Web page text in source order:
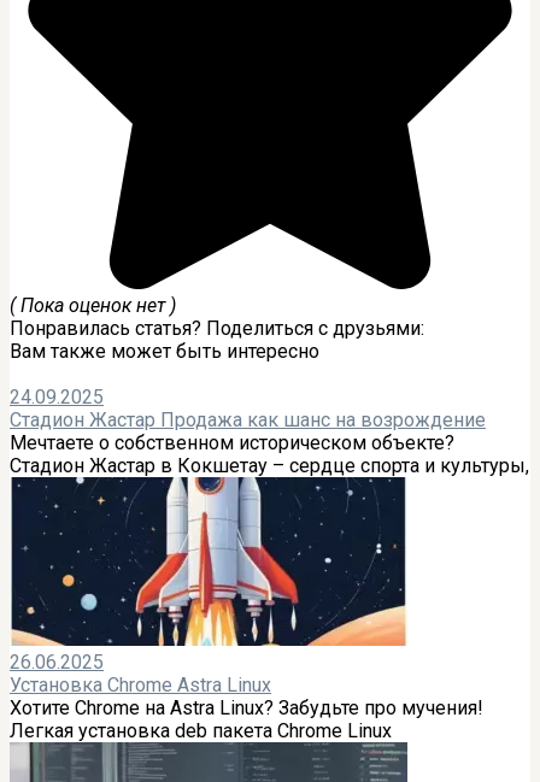
( Пока оценок нет )
Понравилась статья? Поделиться с друзьями:
Вам также может быть интересно
24.09.2025
Стадион Жастар Продажа как шанс на возрождение
Мечтаете о собственном историческом объекте?
Стадион Жастар в Кокшетау – сердце спорта и культуры,
26.06.2025
Установка Chrome Astra Linux
Хотите Chrome на Astra Linux? Забудьте про мучения!
Легкая установка deb пакета Chrome Linux